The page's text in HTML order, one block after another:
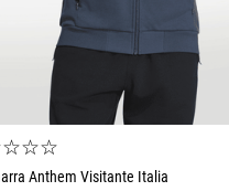
☆☆☆
Anthem Visitante Italia